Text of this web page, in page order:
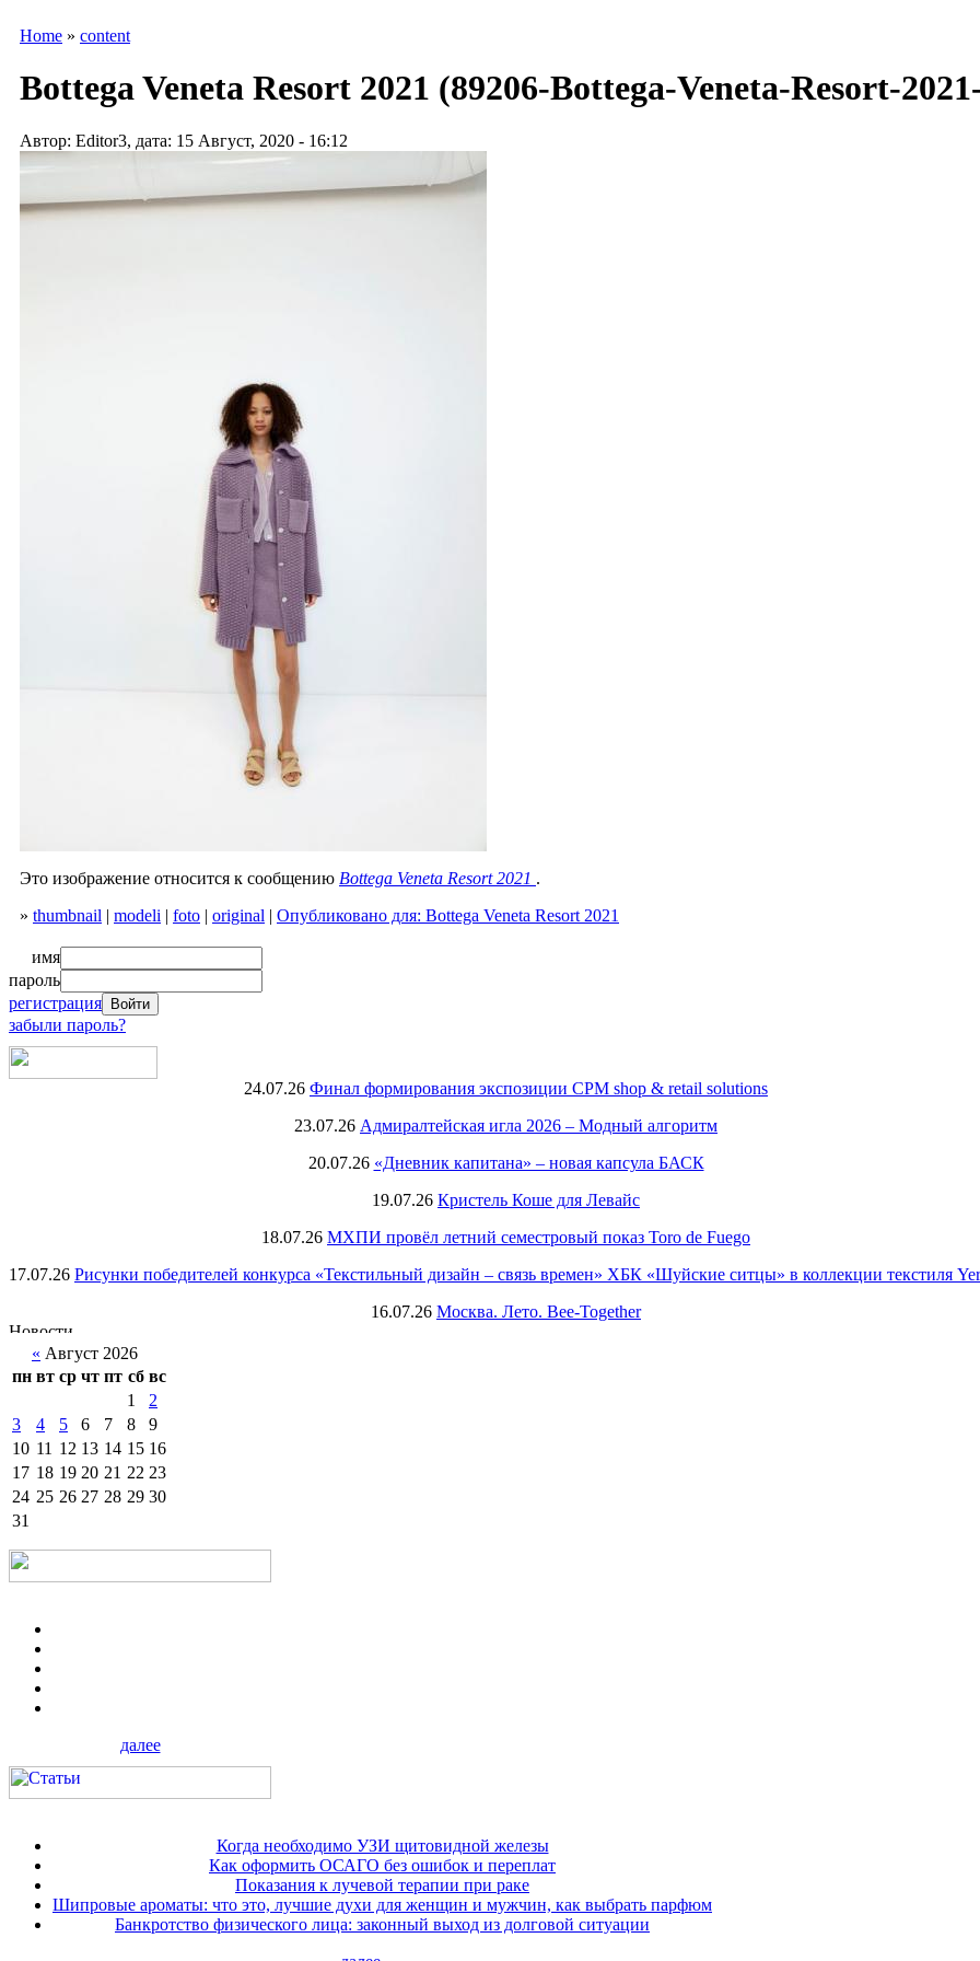
Home » content
Bottega Veneta Resort 2021 (89206-Bottega-Veneta-Resort-
Автор: Editor3, дата: 15 Август, 2020 - 16:12
Это изображение относится к сообщению Bottega Veneta Resort 2021 .
» thumbnail | modeli | foto | original | Опубликовано для: Bottega Veneta Resort 2021
имя
пароль
регистрация
забыли пароль?
24.07.26 Финал формирования экспозиции CPM shop & retail solutions
23.07.26 Адмиралтейская игла 2026 – Модный алгоритм
20.07.26 «Дневник капитана» – новая капсула БАСК
19.07.26 Кристель Коше для Левайс
18.07.26 МХПИ провёл летний семестровый показ Toro de Fuego
17.07.26 Рисунки победителей конкурса «Текстильный дизайн – связь времен» ХБК «Шуйские ситцы» в коллекции текстиля
16.07.26 Москва. Лето. Bee-Together
« Август 2026
пн вт ср чт пт сб вс
1
2
3
4 5 6 7 8
9
10 11 12 13 14 15 16
17 18 19 20 21 22 23
24 25 26 27 28 29 30
31
далее
Когда необходимо УЗИ щитовидной железы
Как оформить ОСАГО без ошибок и переплат
Показания к лучевой терапии при раке
Шипровые ароматы: что это, лучшие духи для женщин и мужчин, как выбрать парфюм
Банкротство физического лица: законный выход из долговой ситуации